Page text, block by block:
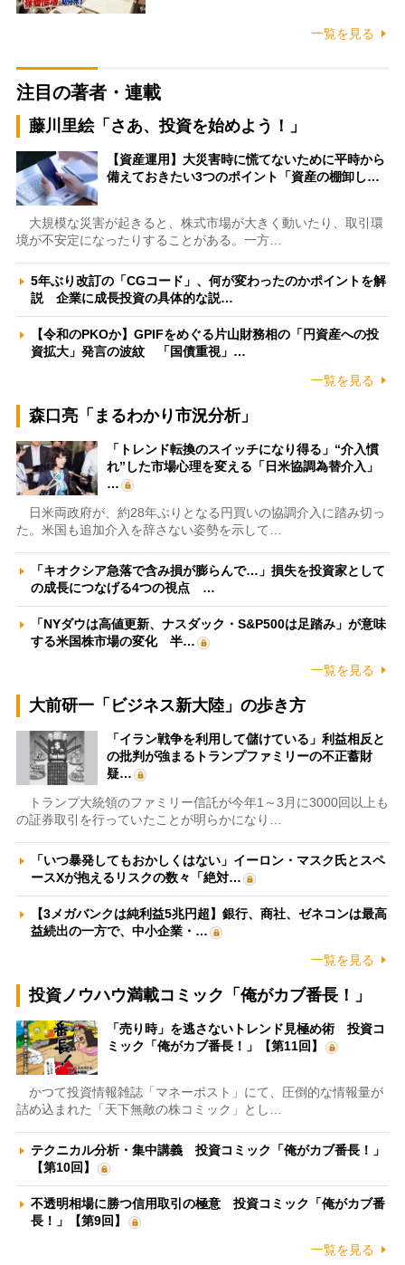
一覧を見る
注目の著者・連載
藤川里絵「さあ、投資を始めよう！」
【資産運用】大災害時に慌てないために平時から
備えておきたい3つのポイント「資産の棚卸し…
大規模な災害が起きると、株式市場が大きく動いたり、取引環
境が不安定になったりすることがある。一方…
5年ぶり改訂の「CGコード」、何が変わったのかポイントを解
説 企業に成長投資の具体的な説…
【令和のPKOか】GPIFをめぐる片山財務相の「円資産への投
資拡大」発言の波紋 「国債重視」…
一覧を見る
森口亮「まるわかり市況分析」
「トレンド転換のスイッチになり得る」“介入慣
れ”した市場心理を変える「日米協調為替介入」
…
日米両政府が、約28年ぶりとなる円買いの協調介入に踏み切っ
た。米国も追加介入を辞さない姿勢を示して…
「キオクシア急落で含み損が膨らんで…」損失を投資家として
の成長につなげる4つの視点 …
「NYダウは高値更新、ナスダック・S&P500は足踏み」が意味
する米国株市場の変化 半…
一覧を見る
大前研一「ビジネス新大陸」の歩き方
「イラン戦争を利用して儲けている」利益相反と
の批判が強まるトランプファミリーの不正蓄財
疑…
トランプ大統領のファミリー信託が今年1～3月に3000回以上も
の証券取引を行っていたことが明らかになり…
「いつ暴発してもおかしくはない」イーロン・マスク氏とスペ
ースXが抱えるリスクの数々「絶対…
【3メガバンクは純利益5兆円超】銀行、商社、ゼネコンは最高
益続出の一方で、中小企業・…
一覧を見る
投資ノウハウ満載コミック「俺がカブ番長！」
「売り時」を逃さないトレンド見極め術 投資コ
ミック「俺がカブ番長！」【第11回】
かつて投資情報雑誌「マネーポスト」にて、圧倒的な情報量が
詰め込まれた「天下無敵の株コミック」とし…
テクニカル分析・集中講義 投資コミック「俺がカブ番長！」
【第10回】
不透明相場に勝つ信用取引の極意 投資コミック「俺がカブ番
長！」【第9回】
一覧を見る